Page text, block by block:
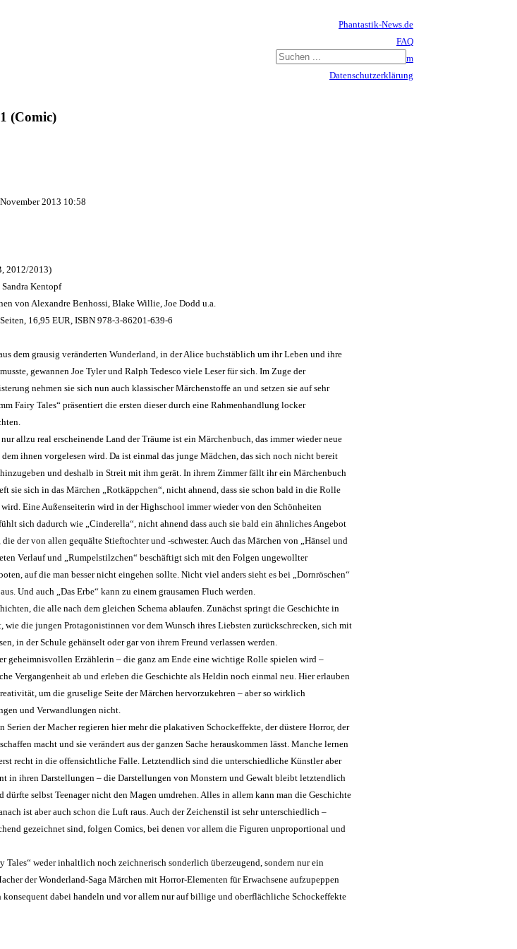
Phantastik-News.de
FAQ
Impressum
Datenschutzerklärung
(Comic)
2013 10:58
2012/2013)
Kentopf
von Alexandre Benhossi, Blake Willie, Joe Dodd u.a.
Seiten, 16,95 EUR, ISBN 978-3-86201-639-6
dem grausig veränderten Wunderland, in der Alice buchstäblich um ihr Leben und ihre
gewannen Joe Tyler und Ralph Tedesco viele Leser für sich. Im Zuge der
nehmen sie sich nun auch klassischer Märchenstoffe an und setzen sie auf sehr
Fairy Tales“ präsentiert die ersten dieser durch eine Rahmenhandlung locker
allzu real erscheinende Land der Träume ist ein Märchenbuch, das immer wieder neue
ihnen vorgelesen wird. Da ist einmal das junge Mädchen, das sich noch nicht bereit
und deshalb in Streit mit ihm gerät. In ihrem Zimmer fällt ihr ein Märchenbuch
sie sich in das Märchen „Rotkäppchen“, nicht ahnend, dass sie schon bald in die Rolle
Eine Außenseiterin wird in der Highschool immer wieder von den Schönheiten
sich dadurch wie „Cinderella“, nicht ahnend dass auch sie bald ein ähnliches Angebot
der von allen gequälte Stieftochter und -schwester. Auch das Märchen von „Hänsel und
Verlauf und „Rumpelstilzchen“ beschäftigt sich mit den Folgen ungewollter
auf die man besser nicht eingehen sollte. Nicht viel anders sieht es bei „Dornröschen“
Und auch „Das Erbe“ kann zu einem grausamen Fluch werden.
die alle nach dem gleichen Schema ablaufen. Zunächst springt die Geschichte in
wie die jungen Protagonistinnen vor dem Wunsch ihres Liebsten zurückschrecken, sich mit
in der Schule gehänselt oder gar von ihrem Freund verlassen werden.
geheimnisvollen Erzählerin – die ganz am Ende eine wichtige Rolle spielen wird –
Vergangenheit ab und erleben die Geschichte als Heldin noch einmal neu. Hier erlauben
um die gruselige Seite der Märchen hervorzukehren – aber so wirklich
und Verwandlungen nicht.
Serien der Macher regieren hier mehr die plakativen Schockeffekte, der düstere Horror, der
macht und sie verändert aus der ganzen Sache herauskommen lässt. Manche lernen
recht in die offensichtliche Falle. Letztendlich sind die unterschiedliche Künstler aber
in ihren Darstellungen – die Darstellungen von Monstern und Gewalt bleibt letztendlich
dürfte selbst Teenager nicht den Magen umdrehen. Alles in allem kann man die Geschichte
ist aber auch schon die Luft raus. Auch der Zeichenstil ist sehr unterschiedlich –
gezeichnet sind, folgen Comics, bei denen vor allem die Figuren unproportional und
Tales“ weder inhaltlich noch zeichnerisch sonderlich überzeugend, sondern nur ein
der Wonderland-Saga Märchen mit Horror-Elementen für Erwachsene aufzupeppen
dabei handeln und vor allem nur auf billige und oberflächliche Schockeffekte